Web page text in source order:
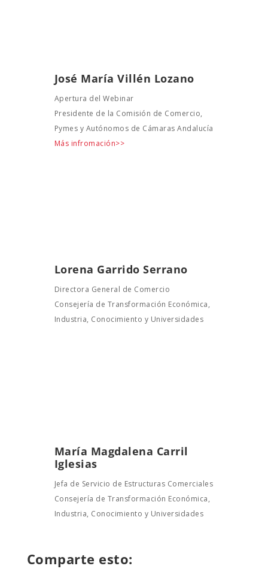
José María Villén Lozano
Apertura del Webinar
Presidente de la Comisión de Comercio,
Pymes y Autónomos de Cámaras Andalucía
Más infromación>>
Lorena Garrido Serrano
Directora General de Comercio
Consejería de Transformación Económica,
Industria, Conocimiento y Universidades
María Magdalena Carril
Iglesias
Jefa de Servicio de Estructuras Comerciales
Consejería de Transformación Económica,
Industria, Conocimiento y Universidades
Comparte esto: